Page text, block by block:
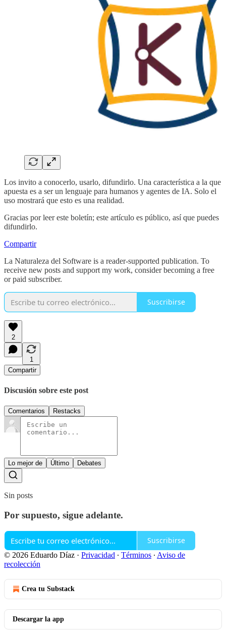
Los invito a conocerlo, usarlo, difundirlo. Una característica a la que
apuesta es a ser un lenguaje para humanos y agentes de IA. Solo el
uso mostrará que esto es una realidad.
Gracias por leer este boletín; este artículo es público, así que puedes
difundirlo.
Compartir
La Naturaleza del Software is a reader-supported publication. To
receive new posts and support my work, consider becoming a free
or paid subscriber.
Suscribirse
2
1
Compartir
Discusión sobre este post
Comentarios Restacks
Lo mejor de Último Debates
Sin posts
Por supuesto, sigue adelante.
Suscribirse
© 2026 Eduardo Díaz · Privacidad ∙ Términos ∙ Aviso de
recolección
Crea tu Substack
Descargar la app